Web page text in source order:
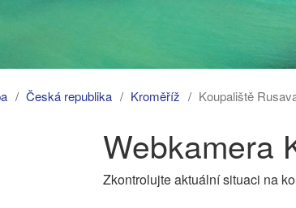
Česká republika Kroměříž Koupaliště
Webkamera
Zkontrolujte aktuální situaci na